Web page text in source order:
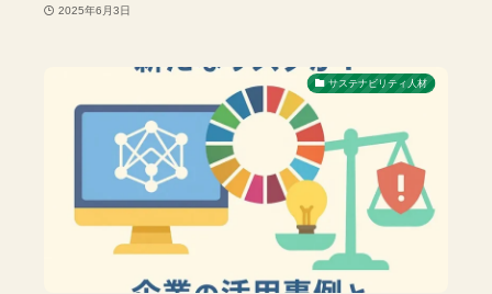
2025年6月3日
サステナビリティ人材